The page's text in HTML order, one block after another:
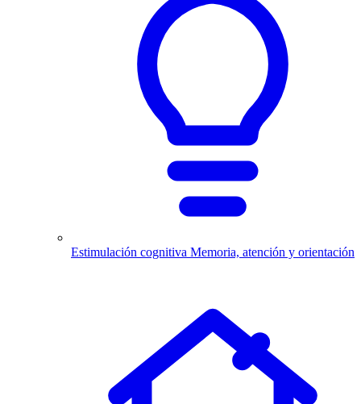
Estimulación cognitiva Memoria, atención y orientación